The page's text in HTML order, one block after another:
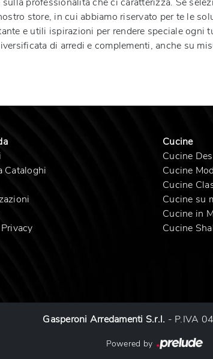
store, in cui abbiamo riservato per te le
e utili ispirazioni per rendere speciale ogni
di arredi e complementi, anche su
Cataloghi
Cucine
Cucine
Cucine
Cucine
Cucine su
Cucine in
Cucine
Gasperoni Arredamenti S.r.l. - P.IVA
Powered by